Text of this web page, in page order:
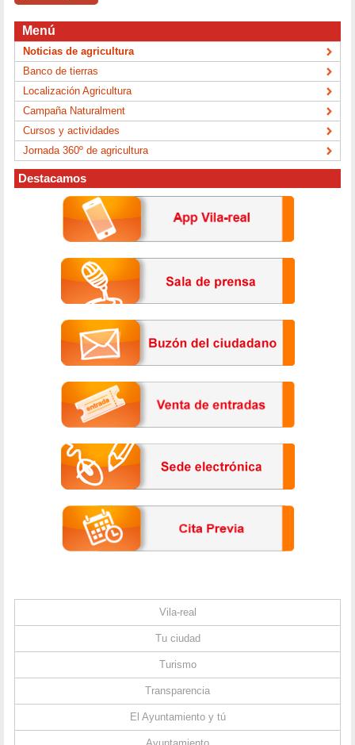
Menú
Noticias de agricultura
Banco de tierras
Localización Agricultura
Campaña Naturalment
Cursos y actividades
Jornada 360º de agricultura
Destacamos
Vila-real
Tu ciudad
Turismo
Transparencia
El Ayuntamiento y tú